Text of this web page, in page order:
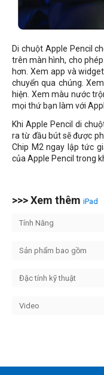
Di chuột Apple Pencil
trên màn hình, cho
hơn. Xem app và
chuyển qua chúng.
hiện. Xem màu nước
mọi thứ bạn làm với
Khi Apple Pencil di
ra từ đầu bút sẽ được
Chip M2 ngay lập tức
của Apple Pencil trong
>>> Xem thêm iPad
Tính Năng
Sản phẩm bao gồm
Đặc tính kỹ thuật
Video